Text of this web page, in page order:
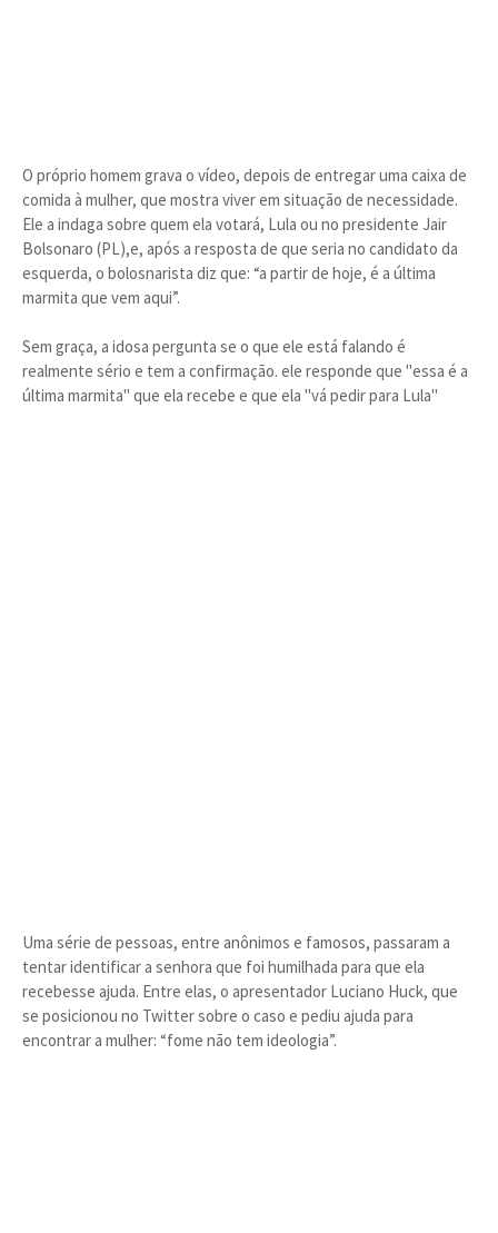
O próprio homem grava o vídeo, depois de entregar uma caixa de
comida à mulher, que mostra viver em situação de necessidade.
Ele a indaga sobre quem ela votará, Lula ou no presidente Jair
Bolsonaro (PL),e, após a resposta de que seria no candidato da
esquerda, o bolosnarista diz que: “a partir de hoje, é a última
marmita que vem aqui”.
Sem graça, a idosa pergunta se o que ele está falando é
realmente sério e tem a confirmação. ele responde que "essa é a
última marmita" que ela recebe e que ela "vá pedir para Lula"
Uma série de pessoas, entre anônimos e famosos, passaram a
tentar identificar a senhora que foi humilhada para que ela
recebesse ajuda. Entre elas, o apresentador Luciano Huck, que
se posicionou no Twitter sobre o caso e pediu ajuda para
encontrar a mulher: “fome não tem ideologia”.